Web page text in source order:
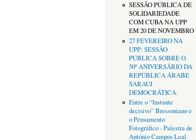
SESSÃO PÚBLICA DE
SOLIDARIEDADE
COM CUBA NA UPP
EM 20 DE NOVEMBRO
27 FEVEREIRO NA
UPP: SESSÃO
PÚBLICA SOBRE O
50º ANIVERSÁRIO DA
REPÚBLICA ÁRABE
SARAUI
DEMOCRÁTICA.
Entre o “Instante
decisivo” Bressoniano e
o Pensamento
Fotográfico - Palestra de
António Campos Leal